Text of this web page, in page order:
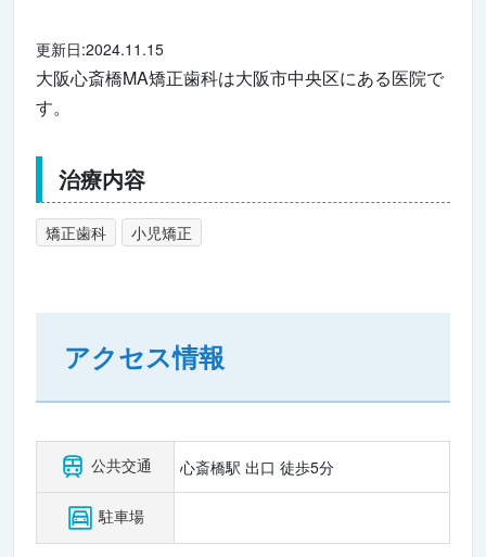
更新日:2024.11.15
大阪心斎橋MA矯正歯科は大阪市中央区にある医院で
す。
治療内容
矯正歯科 小児矯正
アクセス情報
公共交通 心斎橋駅 出口 徒歩5分
駐車場